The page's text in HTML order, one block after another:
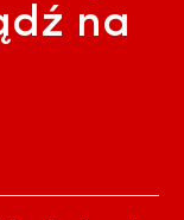
na